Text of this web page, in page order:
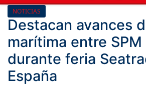
NOTICIAS
Destacan avances
marítima entre SPM
durante feria
España